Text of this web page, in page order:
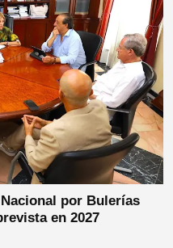
por Bulerías
en 2027